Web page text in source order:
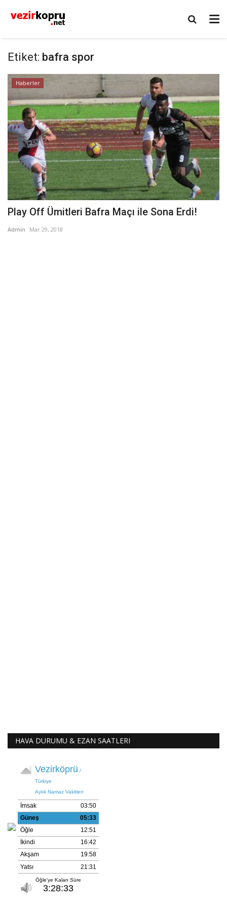
Etiket: bafra spor
Haberler
Play Off Ümitleri Bafra Maçı ile Sona Erdi!
Admin Mar 29, 2018
HAVA DURUMU & EZAN SAATLERI